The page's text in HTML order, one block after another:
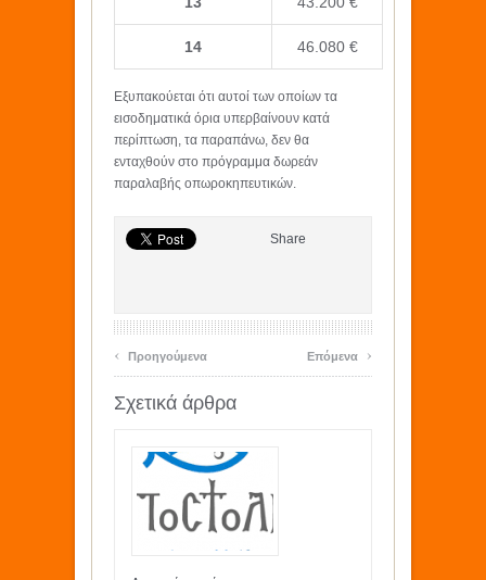
14 46.080 €
Εξυπακούεται ότι αυτοί των οποίων τα
εισοδηματικά όρια υπερβαίνουν κατά
περίπτωση, τα παραπάνω, δεν θα
ενταχθούν στο πρόγραμμα δωρεάν
παραλαβής οπωροκηπευτικών.
Share
‹ Προηγούμενα Επόμενα ›
Σχετικά άρθρα